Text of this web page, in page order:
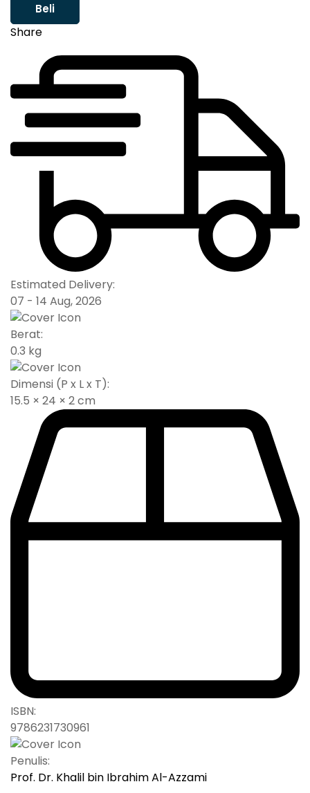
Beli
Share
Estimated Delivery:
07 - 14 Aug, 2026
Berat:
0.3 kg
Dimensi (P x L x T):
15.5 × 24 × 2 cm
ISBN:
9786231730961
Penulis:
Prof. Dr. Khalil bin Ibrahim Al-Azzami